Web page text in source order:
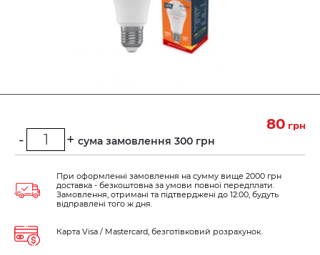
80 грн
Мінімальна сума замовлення 300 грн
- +
При оформленні замовлення на сумму вище 2000 грн
доставка - безкоштовна за умови повної передплати.
Замовлення, отримані та підтверджені до 12:00, будуть
відправлені того ж дня.
Карта Visa / Mastercard, безготівковий розрахунок.